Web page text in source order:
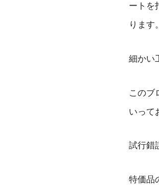
ートを
ります
細かい
このブ
いって
試行錯
特価品